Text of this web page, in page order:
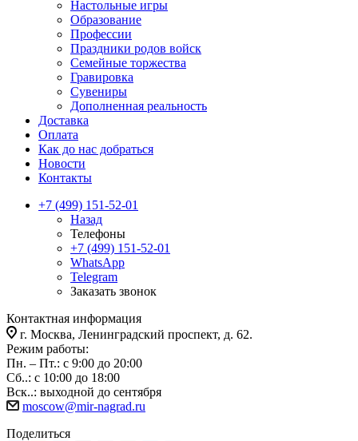
Настольные игры
Образование
Профессии
Праздники родов войск
Семейные торжества
Гравировка
Сувениры
Дополненная реальность
Доставка
Оплата
Как до нас добраться
Новости
Контакты
+7 (499) 151-52-01
Назад
Телефоны
+7 (499) 151-52-01
WhatsApp
Telegram
Заказать звонок
Контактная информация
г. Москва, Ленинградский проспект, д. 62.
Режим работы:
Пн. – Пт.: с 9:00 до 20:00
Сб..: с 10:00 до 18:00
Вск..: выходной до сентября
moscow@mir-nagrad.ru
Поделиться